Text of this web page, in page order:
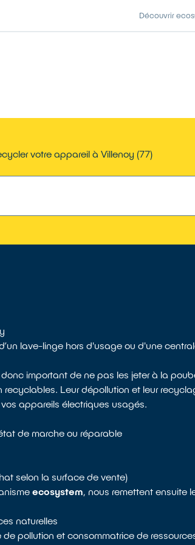
Découvrir
votre appareil à Villenoy (77)
lave-linge hors d'usage ou d'une
important de ne pas les jeter à la
Leur dépollution et leur
appareils électriques usagés.
de marche ou réparable
selon la surface de vente)
ecosystem, nous remettent ensuite
naturelles
pollution et consommatrice de